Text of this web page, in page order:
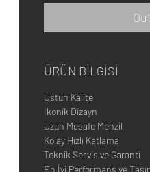
ÜRÜN BİLGİSİ
Üstün Kalite
İkonik Dizayn
Uzun Mesafe Menzil
Kolay Hızlı Katlama
Teknik Servis ve Garanti
En İyi Performans ve